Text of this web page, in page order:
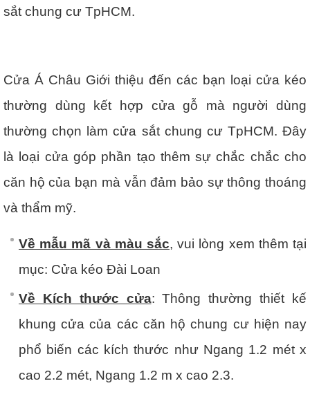
sắt chung cư TpHCM.
Cửa Á Châu Giới thiệu đến các bạn loại cửa kéo
thường dùng kết hợp cửa gỗ mà người dùng
thường chọn làm cửa sắt chung cư TpHCM. Đây
là loại cửa góp phần tạo thêm sự chắc chắc cho
căn hộ của bạn mà vẫn đảm bảo sự thông thoáng
và thẩm mỹ.
Về mẫu mã và màu sắc, vui lòng xem thêm tại
mục: Cửa kéo Đài Loan
Về Kích thước cửa: Thông thường thiết kế
khung cửa của các căn hộ chung cư hiện nay
phổ biến các kích thước như Ngang 1.2 mét x
cao 2.2 mét, Ngang 1.2 m x cao 2.3.